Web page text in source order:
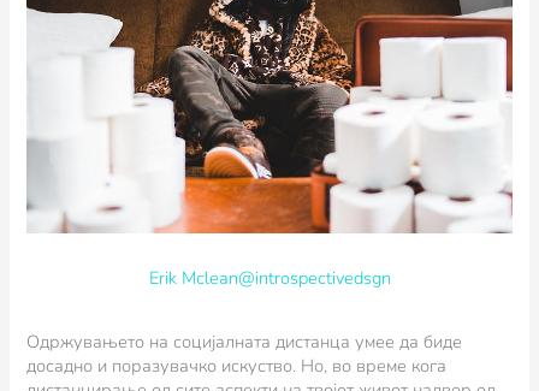
Erik Mclean@introspectivedsgn
Одржувањето на социјалната дистанца умее да биде
досадно и поразувачко искуство. Но, во време кога